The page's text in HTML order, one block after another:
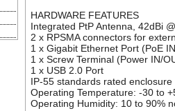
HARDWARE FEATURES
Integrated PtP Antenna, 42dBi
2 x RPSMA connectors for
1 x Gigabit Ethernet Port (PoE
1 x Screw Terminal (Power IN/
1 x USB 2.0 Port
IP-55 standards rated enclosure
Operating Temperature: -30 to
Operating Humidity: 10 to 90%